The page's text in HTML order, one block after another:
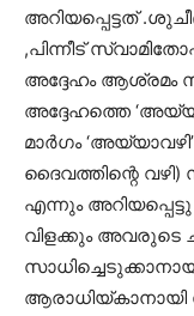
അറിയപ്പെട്ടത്
,പിന്നീട്
അദ്ദേഹം ആശ്രമം
അദ്ദേഹത്തെ
മാര്‍ഗം
ദൈവത്തിന്റെ
എന്നും
വിളക്കും അവരുടെ
ആരാധിയ്കാനായി